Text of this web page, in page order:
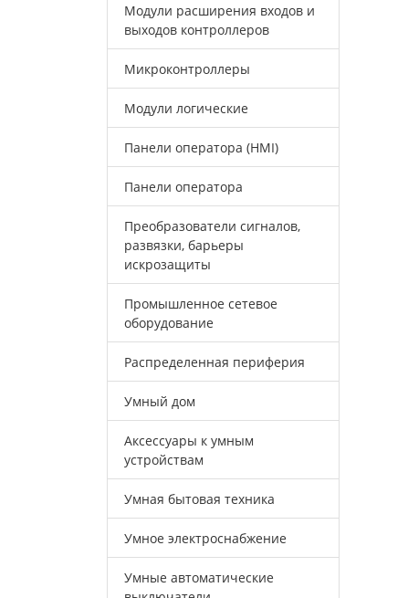
Модули расширения входов и
выходов контроллеров
Микроконтроллеры
Модули логические
Панели оператора (HMI)
Панели оператора
Преобразователи сигналов,
развязки, барьеры
искрозащиты
Промышленное сетевое
оборудование
Распределенная периферия
Умный дом
Аксессуары к умным
устройствам
Умная бытовая техника
Умное электроснабжение
Умные автоматические